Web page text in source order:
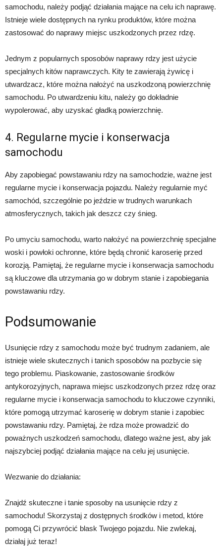
samochodu, należy podjąć działania mające na celu ich naprawę.
Istnieje wiele dostępnych na rynku produktów, które można
zastosować do naprawy miejsc uszkodzonych przez rdzę.
Jednym z popularnych sposobów naprawy rdzy jest użycie
specjalnych kitów naprawczych. Kity te zawierają żywicę i
utwardzacz, które można nałożyć na uszkodzoną powierzchnię
samochodu. Po utwardzeniu kitu, należy go dokładnie
wypolerować, aby uzyskać gładką powierzchnię.
4. Regularne mycie i konserwacja
samochodu
Aby zapobiegać powstawaniu rdzy na samochodzie, ważne jest
regularne mycie i konserwacja pojazdu. Należy regularnie myć
samochód, szczególnie po jeździe w trudnych warunkach
atmosferycznych, takich jak deszcz czy śnieg.
Po umyciu samochodu, warto nałożyć na powierzchnię specjalne
woski i powłoki ochronne, które będą chronić karoserię przed
korozją. Pamiętaj, że regularne mycie i konserwacja samochodu
są kluczowe dla utrzymania go w dobrym stanie i zapobiegania
powstawaniu rdzy.
Podsumowanie
Usunięcie rdzy z samochodu może być trudnym zadaniem, ale
istnieje wiele skutecznych i tanich sposobów na pozbycie się
tego problemu. Piaskowanie, zastosowanie środków
antykorozyjnych, naprawa miejsc uszkodzonych przez rdzę oraz
regularne mycie i konserwacja samochodu to kluczowe czynniki,
które pomogą utrzymać karoserię w dobrym stanie i zapobiec
powstawaniu rdzy. Pamiętaj, że rdza może prowadzić do
poważnych uszkodzeń samochodu, dlatego ważne jest, aby jak
najszybciej podjąć działania mające na celu jej usunięcie.
Wezwanie do działania:
Znajdź skuteczne i tanie sposoby na usunięcie rdzy z
samochodu! Skorzystaj z dostępnych środków i metod, które
pomogą Ci przywrócić blask Twojego pojazdu. Nie zwlekaj,
działaj już teraz!